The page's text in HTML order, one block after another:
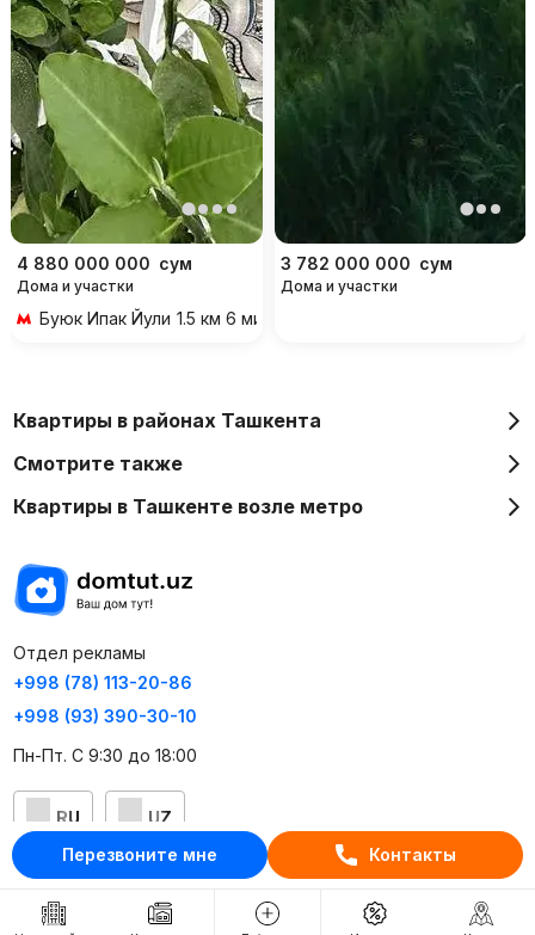
Перезвоните мне Контакты
4 880 000 000 сум
Дома и участки
Буюк Ипак Йули 1.5 км 6 мин на транспорте
3 782 000 000 сум
Дома и участки
Квартиры в районах Ташкента
Смотрите также
Квартиры в Ташкенте возле метро
Отдел рекламы
+998 (78) 113-20-86
+998 (93) 390-30-10
Пн-Пт. С 9:30 до 18:00
RU UZ
Контакты
О проекте